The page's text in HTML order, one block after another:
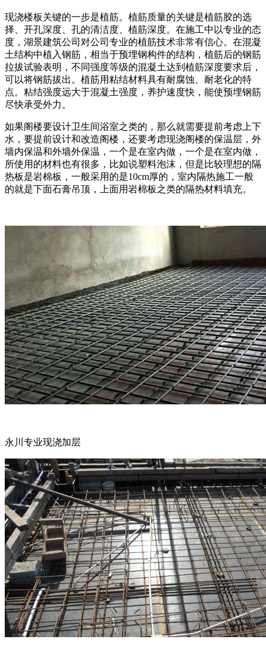
现浇楼板关键的一步是植筋。植筋质量的关键是植筋胶的选
择、开孔深度、孔的清洁度、植筋深度。在施工中以专业的态
度，湖景建筑公司对公司专业的植筋技术非常有信心。在混凝
土结构中植入钢筋，相当于预埋钢构件的结构，植筋后的钢筋
拉拔试验表明，不同强度等级的混凝土达到植筋深度要求后，
可以将钢筋拔出。植筋用粘结材料具有耐腐蚀、耐老化的特
点。粘结强度远大于混凝土强度，养护速度快，能使预埋钢筋
尽快承受外力。
如果阁楼要设计卫生间浴室之类的，那么就需要提前考虑上下
水，要提前设计和改造阁楼，还要考虑现浇阁楼的保温层，外
墙内保温和外墙外保温，一个是在室内做，一个是在室内做，
所使用的材料也有很多，比如说塑料泡沫，但是比较理想的隔
热板是岩棉板，一般采用的是10cm厚的，室内隔热施工一般
的就是下面石膏吊顶，上面用岩棉板之类的隔热材料填充。
永川专业现浇加层